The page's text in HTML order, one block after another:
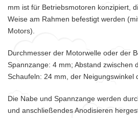
mm ist für Betriebsmotoren konzipiert,
Weise am Rahmen befestigt werden
Motors).
Durchmesser der Motorwelle oder der
Spannzange: 4 mm; Abstand zwischen
Schaufeln: 24 mm, der Neigungswinkel
Die Nabe und Spannzange werden
und anschließendes Anodisieren